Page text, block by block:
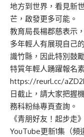
地方到世界，看見新
芒，啟發更多可能。
教育局長楊郡慈表示
多年輕人有展現自己
識竹縣，因此特別鼓
特質年輕人踴躍報名
https://reurl.cc/
日截止，請大家把握
務科粉絲專頁查詢。
《青朋好友！起步走
YouTube更新1集（頻